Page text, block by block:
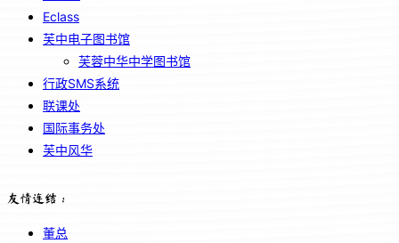
Eclass
芙中电子图书馆
芙蓉中华中学图书馆
行政SMS系统
联课处
国际事务处
芙中风华
友情连结：
董总